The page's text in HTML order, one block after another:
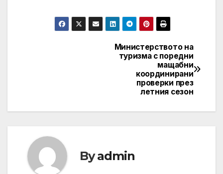
Министерството на
туризма с поредни
мащабни
координирани
проверки през
летния сезон
Byadmin